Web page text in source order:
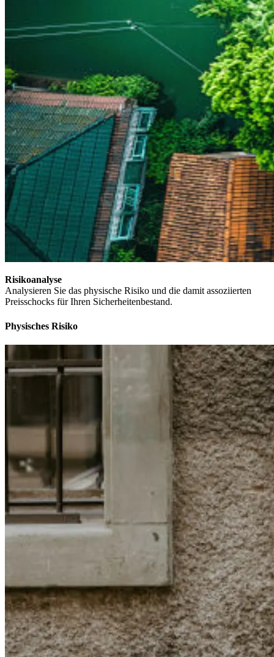
Risikoanalyse
Analysieren Sie das physische Risiko und die damit assoziierten
Preisschocks für Ihren Sicherheitenbestand.
Physisches Risiko